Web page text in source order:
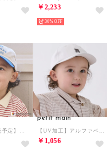
￥2,233
30%
【3月中旬発売予定】【きかんしゃトーマス】刺繍キャップ （オフ ホワイト）
petit main
【UV加工】アルファベットロゴキャップ （ECRU(キナリ)）
￥1,056